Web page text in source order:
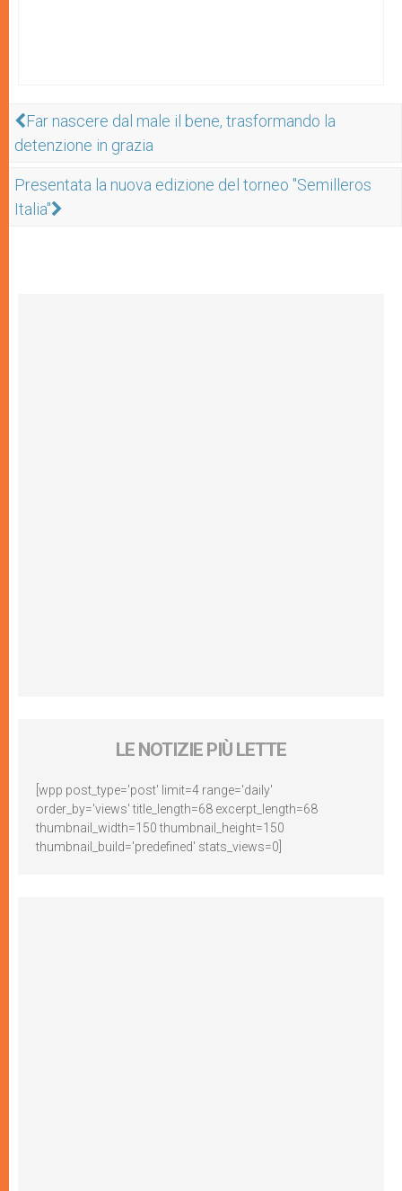
Far nascere dal male il bene, trasformando la
detenzione in grazia
Presentata la nuova edizione del torneo "Semilleros
Italia"
LE NOTIZIE PIÙ LETTE
[wpp post_type='post' limit=4 range='daily'
order_by='views' title_length=68 excerpt_length=68
thumbnail_width=150 thumbnail_height=150
thumbnail_build='predefined' stats_views=0]